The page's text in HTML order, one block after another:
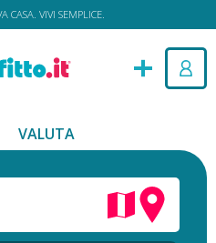
CASA. VIVI SEMPLICE.
VALUTA